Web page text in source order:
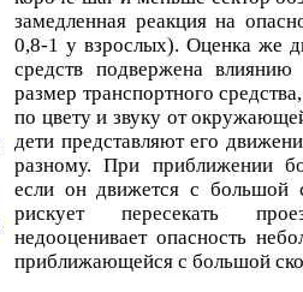
замедленная реакция на
0,8-1 у взрослых). Оценка же
средств подвержена
размер транспортного
по цвету и звуку от
дети представляют его
разному. При приближении
если он движется с большой
рискует пересекать
недооценивает опасность
приближающейся с большой